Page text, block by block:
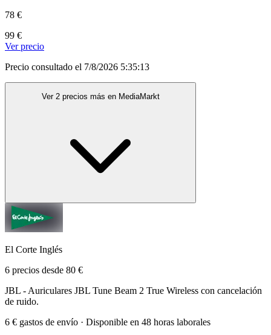
78 €
99 €
Ver precio
Precio consultado el 7/8/2026 5:35:13
Ver 2 precios más en MediaMarkt
El Corte Inglés
6 precios desde 80 €
JBL - Auriculares JBL Tune Beam 2 True Wireless con cancelación
de ruido.
6 € gastos de envío · Disponible en 48 horas laborales